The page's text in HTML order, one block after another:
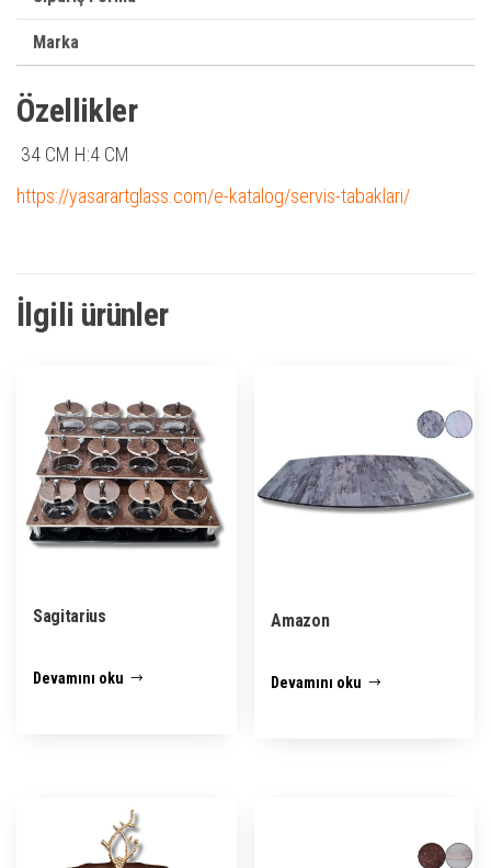
Marka
Özellikler
34 CM H:4 CM
https://yasarartglass.com/e-katalog/servis-tabaklari/
İlgili ürünler
Sagitarius
Devamını oku
Amazon
Devamını oku